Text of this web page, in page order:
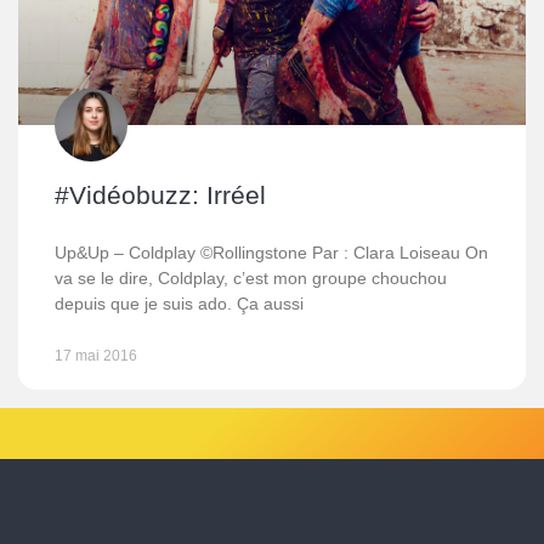
#Vidéobuzz: Irréel
Up&Up – Coldplay ©Rollingstone Par : Clara Loiseau On
va se le dire, Coldplay, c’est mon groupe chouchou
depuis que je suis ado. Ça aussi
17 mai 2016